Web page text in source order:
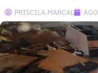
PRISCILA.MARCAL